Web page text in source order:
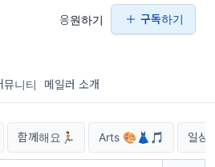
응원하기 구독하기
뮤니티 메일러 소개
함께해요🏃🏻 Arts 🎨👗🎵 일상